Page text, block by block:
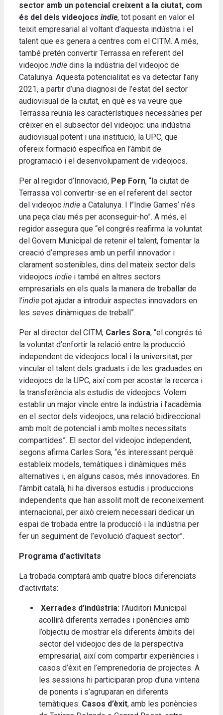
sector amb un potencial creixent a la ciutat, com
és del dels videojocs indie, tot posant en valor el
teixit empresarial al voltant d’aquesta indústria i el
talent que es genera a centres com el CITM. A més,
també pretén convertir Terrassa en referent del
videojoc indie dins la indústria del videojoc de
Catalunya. Aquesta potencialitat es va detectar l’any
2021, a partir d’una diagnosi de l’estat del sector
audiovisual de la ciutat, en què es va veure que
Terrassa reunia les característiques necessàries per
créixer en el subsector del videojoc: una indústria
audiovisual potent i una institució, la UPC, que
ofereix formació específica en l’àmbit de
programació i el desenvolupament de videojocs.
Per al regidor d’Innovació, Pep Forn, “la ciutat de
Terrassa vol convertir-se en el referent del sector
del videojoc indie a Catalunya. I l’’Indie Games’ n’és
una peça clau més per aconseguir-ho”. A més, el
regidor assegura que “el congrés reafirma la voluntat
del Govern Municipal de retenir el talent, fomentar la
creació d’empreses amb un perfil innovador i
clarament sostenibles, dins del mateix sector dels
videojocs indie i també en altres sectors
empresarials en els quals la manera de treballar de
l’indie pot ajudar a introduir aspectes innovadors en
les seves dinàmiques de treball”.
Per al director del CITM, Carles Sora, “el congrés té
la voluntat d’enfortir la relació entre la producció
independent de videojocs local i la universitat, per
vincular el talent dels graduats i de les graduades en
videojocs de la UPC, així com per acostar la recerca i
la transferència als estudis de videojocs. Volem
establir un major vincle entre la indústria i l’acadèmia
en el sector dels videojocs, una relació bidireccional
amb molt de potencial i amb moltes necessitats
compartides”. El sector del videojoc independent,
segons afirma Carles Sora, “és interessant perquè
estableix models, temàtiques i dinàmiques més
alternatives i, en alguns casos, més innovadores. En
l’àmbit català, hi ha diversos estudis i produccions
independents que han assolit molt de reconeixement
internacional, per això creiem necessari dedicar un
espai de trobada entre la producció i la indústria per
fer un seguiment de l’evolució d’aquest sector”.
Programa d’activitats
La trobada comptarà amb quatre blocs diferenciats
d’activitats:
Xerrades d’indústria: l’Auditori Municipal
acollirà diferents xerrades i ponències amb
l’objectiu de mostrar els diferents àmbits del
sector del videojoc des de la perspectiva
empresarial, així com compartir experiències i
casos d’èxit en l’emprenedoria de projectes. A
les sessions hi participaran prop d’una vintena
de ponents i s’agruparan en diferents
temàtiques: Casos d’èxit, amb les ponències